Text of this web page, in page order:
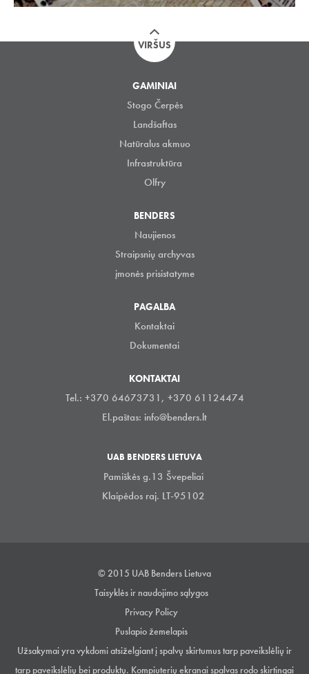
VIRŠUS
GAMINIAI
Stogo Čerpės
Landšaftas
Natūralus akmuo
Infrastruktūra
Olfry
BENDERS
Naujienos
Straipsnių archyvas
įmonės prisistatyme
PAGALBA
Kontaktai
Dokumentai
KONTAKTAI
Tel.: +370 64673731, +370 61124474
El.paštas: info@benders.lt
UAB BENDERS LIETUVA
Pamiškės g.13 Švepeliai
Klaipėdos raj. LT-95102
© 2015 UAB Benders Lietuva
Taisyklės ir naudojimo sąlygos
Privacy Policy
Puslapio žemelapis
Užsakymai yra vykdomi atsiželgiant į spalvų skirtumus tarp paveikslėlių ir
tarp paveikslėlių bei produktų. Kompiuterių ekranai spalvas rodo skirtingai